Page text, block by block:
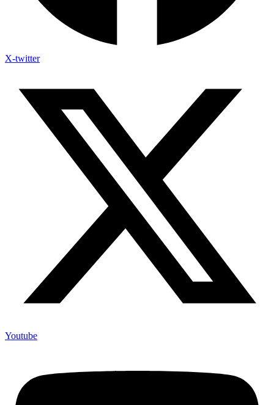
X-twitter
Youtube